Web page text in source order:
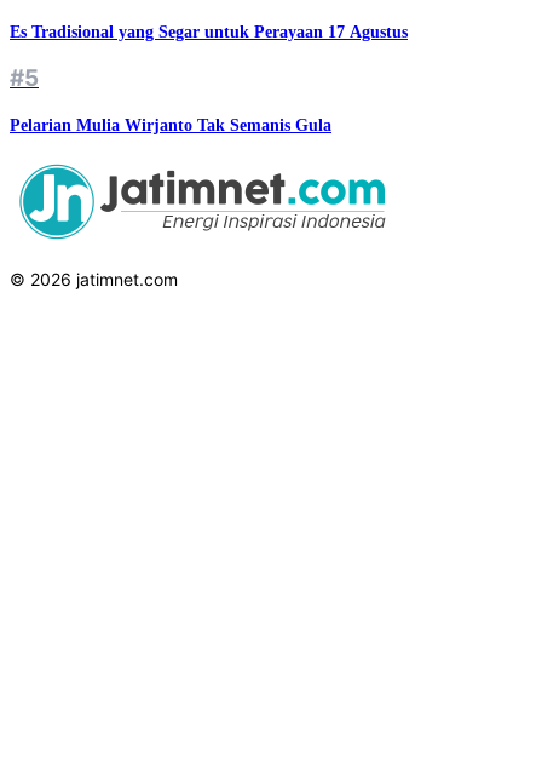
Es Tradisional yang Segar untuk Perayaan 17 Agustus
#5
Pelarian Mulia Wirjanto Tak Semanis Gula
© 2026 jatimnet.com